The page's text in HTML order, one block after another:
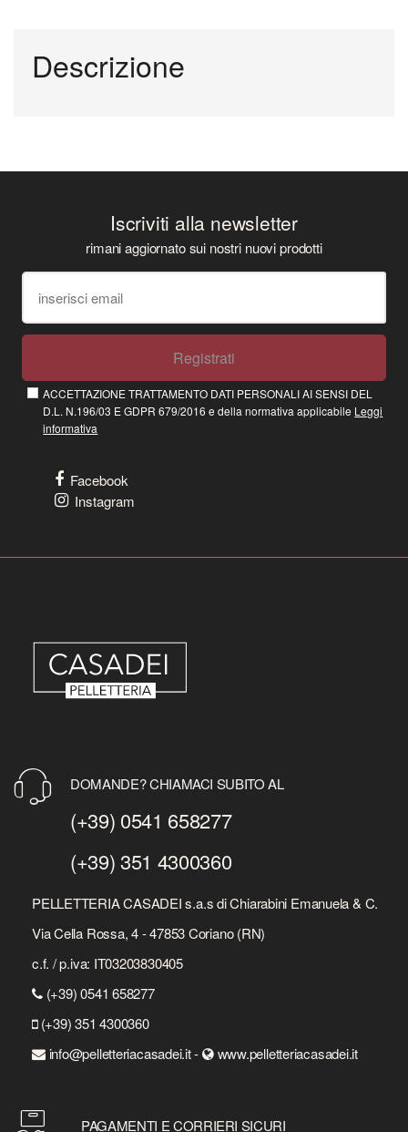
Descrizione
Iscriviti alla newsletter
rimani aggiornato sui nostri nuovi prodotti
Registrati
ACCETTAZIONE TRATTAMENTO DATI PERSONALI AI SENSI DEL
D.L. N.196/03 E GDPR 679/2016 e della normativa applicabile Leggi
informativa
Facebook
Instagram
DOMANDE? CHIAMACI SUBITO AL
(+39) 0541 658277
(+39) 351 4300360
PELLETTERIA CASADEI s.a.s di Chiarabini Emanuela & C.
Via Cella Rossa, 4 - 47853 Coriano (RN)
c.f. / p.iva: IT03203830405
(+39) 0541 658277
(+39) 351 4300360
info@pelletteriacasadei.it -
www.pelletteriacasadei.it
PAGAMENTI E CORRIERI SICURI